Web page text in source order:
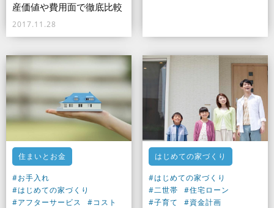
産価値や費用面で徹底比較
2017.11.28
住まいとお金
#お手入れ
#はじめての家づくり
#アフターサービス
#コスト
はじめての家づくり
#はじめての家づくり
#二世帯
#住宅ローン
#子育て
#資金計画